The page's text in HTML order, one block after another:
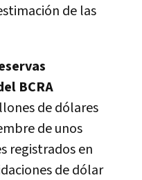
de las
BCRA
de dólares
de unos
registrados en
de dólar